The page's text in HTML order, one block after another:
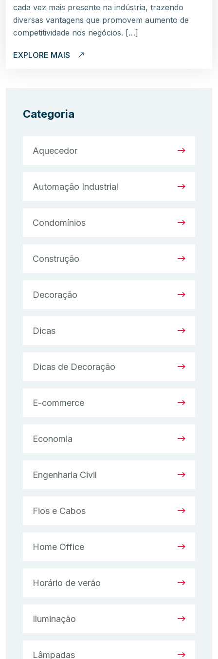
cada vez mais presente na indústria, trazendo
diversas vantagens que promovem aumento de
competitividade nos negócios. […]
EXPLORE MAIS
Categoria
Aquecedor
Automação Industrial
Condomínios
Construção
Decoração
Dicas
Dicas de Decoração
E-commerce
Economia
Engenharia Civil
Fios e Cabos
Home Office
Horário de verão
Iluminação
Lâmpadas